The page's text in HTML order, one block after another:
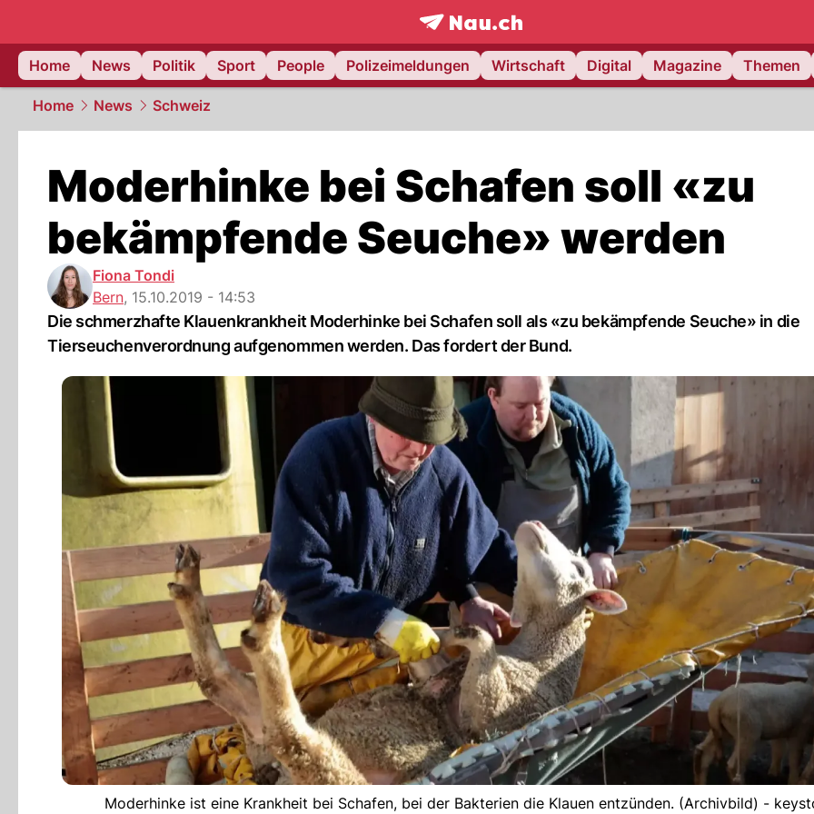
frontpage.NAU.ch
Home
News Politik Sport People Polizeimeldungen Wirtschaft Digital Magazine Themen
Home News Schweiz
Moderhinke bei Schafen soll «zu
bekämpfende Seuche» werden
Fiona Tondi
Bern, 15.10.2019 - 14:53
Die schmerzhafte Klauenkrankheit Moderhinke bei Schafen soll als «zu bekämpfende Seuche» in die
Tierseuchenverordnung aufgenommen werden. Das fordert der Bund.
Moderhinke ist eine Krankheit bei Schafen, bei der Bakterien die Klauen entzünden. (Archivbild) -